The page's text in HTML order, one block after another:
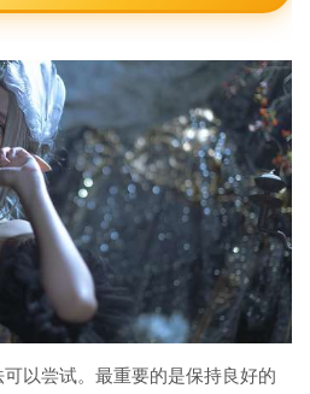
以尝试。最重要的是保持良好的